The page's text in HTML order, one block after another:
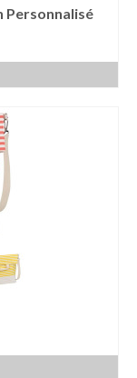
Personnalisé